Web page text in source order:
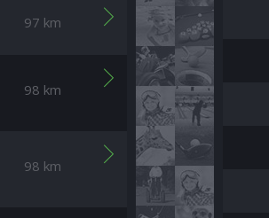
97 km
98 km
98 km